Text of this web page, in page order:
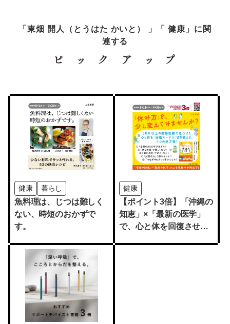
「東畑 開人（とうはた かいと） 」「 健康」に関
連する
健康 暮らし
魚料理は、じつは難しく
ない、時短のおかずで
す。
健康
【ポイント3倍】「沖縄の
知恵」×「最新の医学」
で、心と体を回復させよ